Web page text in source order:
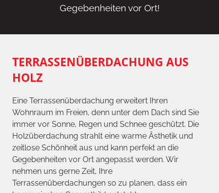
Gegebenheiten vor Ort!
TERRASSENÜBERDACHUNG AUS
HOLZ
Eine Terrassenüberdachung erweitert Ihren
Wohnraum im Freien, denn unter dem Dach sind Sie
immer vor Sonne, Regen und Schnee geschützt. Die
Holzüberdachung strahlt eine warme Ästhetik und
zeitlose Schönheit aus und kann perfekt an die
Gegebenheiten vor Ort angepasst werden. Wir
nehmen uns gerne Zeit, Ihre
Terrassenüberdachungen so zu planen, dass ein